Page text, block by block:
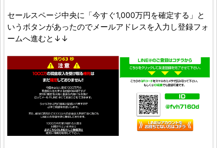
セールスページ中央に「今すぐ1,000万円を確定する」と
いうボタンがあったのでメールアドレスを入力し登録フォ
ームへ進むと↓↓